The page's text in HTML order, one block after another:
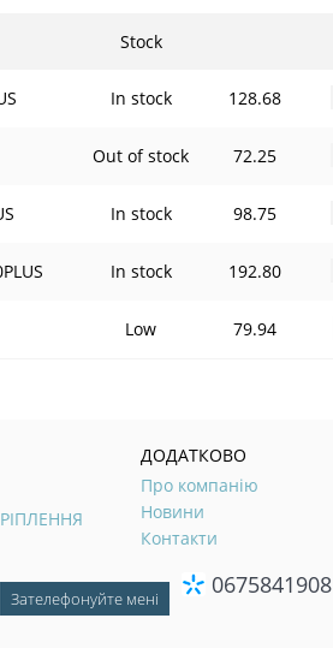
Stock
In stock 128.68
Out of stock 72.25
In stock 98.75
In stock 192.80
Low 79.94
ДОДАТКОВО
Про компанію
Новини
Контакти
0675841908